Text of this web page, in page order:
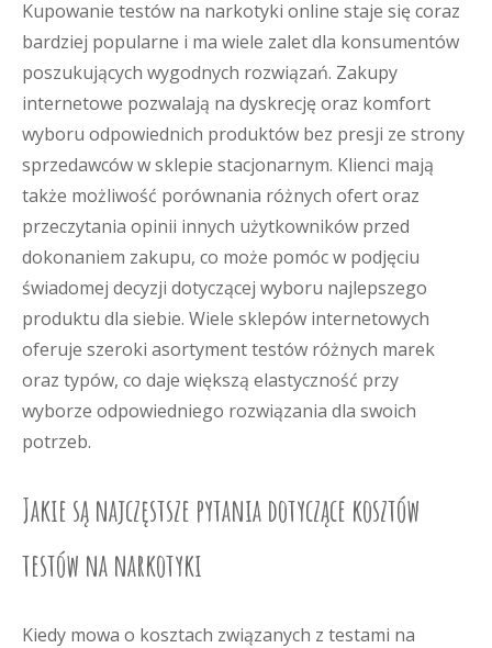
Kupowanie testów na narkotyki online staje się coraz
bardziej popularne i ma wiele zalet dla konsumentów
poszukujących wygodnych rozwiązań. Zakupy
internetowe pozwalają na dyskrecję oraz komfort
wyboru odpowiednich produktów bez presji ze strony
sprzedawców w sklepie stacjonarnym. Klienci mają
także możliwość porównania różnych ofert oraz
przeczytania opinii innych użytkowników przed
dokonaniem zakupu, co może pomóc w podjęciu
świadomej decyzji dotyczącej wyboru najlepszego
produktu dla siebie. Wiele sklepów internetowych
oferuje szeroki asortyment testów różnych marek
oraz typów, co daje większą elastyczność przy
wyborze odpowiedniego rozwiązania dla swoich
potrzeb.
Jakie są najczęstsze pytania dotyczące kosztów
testów na narkotyki
Kiedy mowa o kosztach związanych z testami na